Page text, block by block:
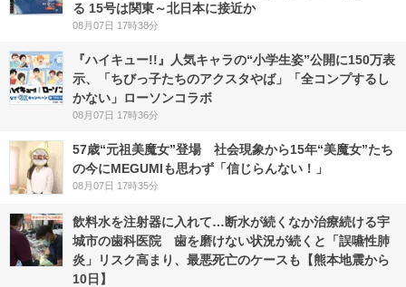
る 15号は関東～北日本に接近か
08月07日 17時38分
『ハイキュー!!』人気キャラの“小学生姿”公開に150万表
示、「ちびっ子たちのアクスタやば」「全コンプするし
かない」ローソンコラボ
08月07日 17時36分
57歳“元祖美魔女”登場 社会現象から15年“美魔女”たち
の今にMEGUMIも思わず「信じらんない！」
08月07日 17時35分
飲料水を注射器に入れて…断水が続くなか治療続ける宇
城市の歯科医院 歯を磨けない状況が続くと「誤嚥性肺
炎」リスク高まり、最悪死亡のケースも【熊本地震から
10日】